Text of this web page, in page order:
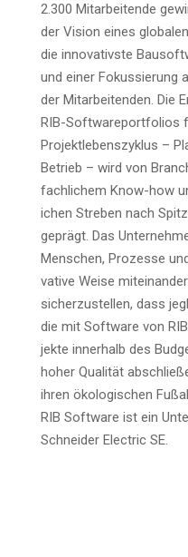
2.300 Mit­ar­bei­ten­de
der Visi­on eines
die inno­va­tivs­te
und einer Fokus­sie­rung
der Mit­ar­bei­ten­den. Die
RIB-Soft­ware­port­fo­li­os
Pro­jekt­le­bens­zy­klus –
Betrieb – wird von
fach­li­chem Know-how
i­chen Stre­ben nach
geprägt. Das
Men­schen, Pro­zes­se
va­ti­ve Wei­se
sicher­zu­stel­len, dass
die mit Soft­ware von
jek­te inner­halb des
hoher Qua­li­tät
ihren öko­lo­gi­schen
RIB Soft­ware ist ein
Schnei­der Elec­tric SE.